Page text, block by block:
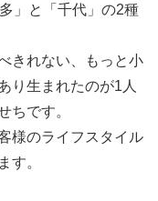
」と「千代」の2種
きれない、もっと小
り生まれたのが1人
ちです。
様のライフスタイル
す。